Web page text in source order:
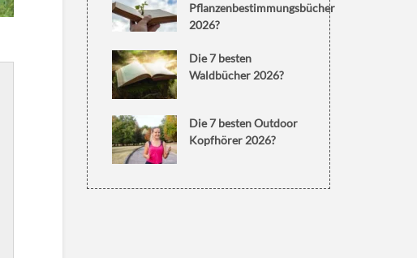
Pflanzenbestimmungsbücher
2026?
Die 7 besten
Waldbücher 2026?
Die 7 besten Outdoor
Kopfhörer 2026?